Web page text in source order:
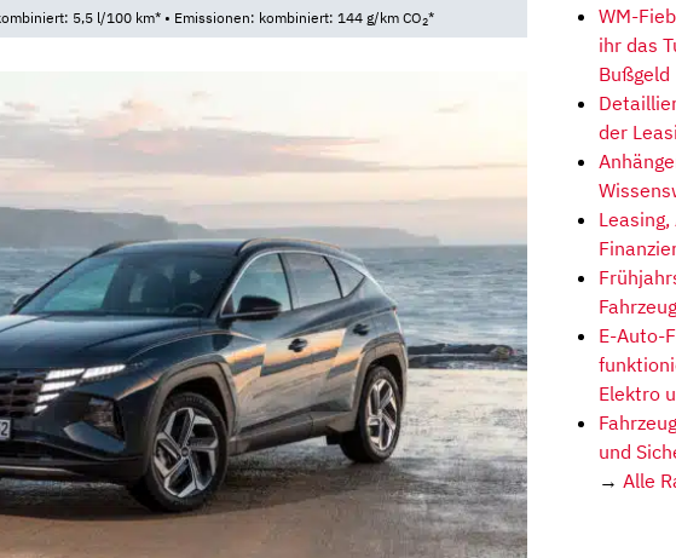
5,5 l/100 km* • Emissionen: kombiniert: 144 g/km CO2*
WM-
ihr das
Bußgeld
der
E-Auto-
Elektro
und
→ Alle